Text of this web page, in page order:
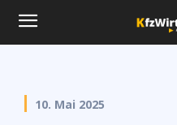
10. Mai 2025